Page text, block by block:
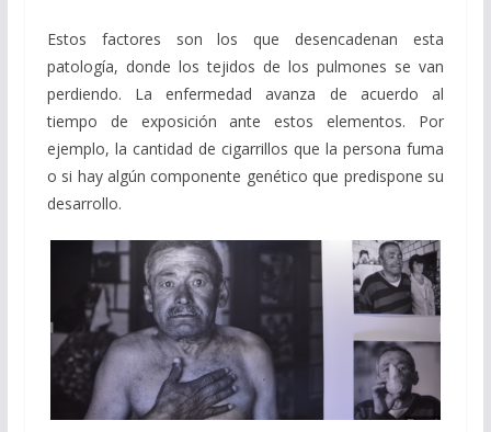
Estos factores son los que desencadenan esta
patología, donde los tejidos de los pulmones se van
perdiendo. La enfermedad avanza de acuerdo al
tiempo de exposición ante estos elementos. Por
ejemplo, la cantidad de cigarrillos que la persona fuma
o si hay algún componente genético que predispone su
desarrollo.